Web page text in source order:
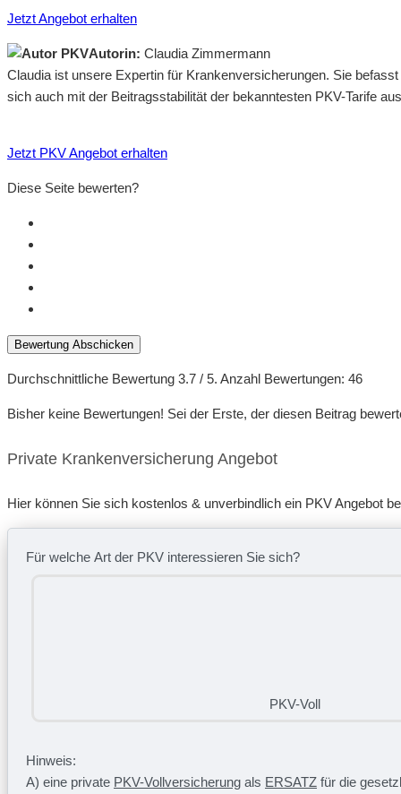
Jetzt Angebot erhalten
Autorin: Claudia Zimmermann
Claudia ist unsere Expertin für Krankenversicherungen. Sie
sich auch mit der Beitragsstabilität der bekanntesten PKV-Tarife
Jetzt PKV Angebot erhalten
Diese Seite bewerten?
Bewertung Abschicken
Durchschnittliche Bewertung 3.7 / 5. Anzahl Bewertungen: 46
Bisher keine Bewertungen! Sei der Erste, der diesen Beitrag
Private Krankenversicherung Angebot
Hier können Sie sich kostenlos & unverbindlich ein PKV Angebot
Für welche Art der PKV interessieren Sie sich?
PKV-Voll
Hinweis:
A) eine private PKV-Vollversicherung als ERSATZ für die